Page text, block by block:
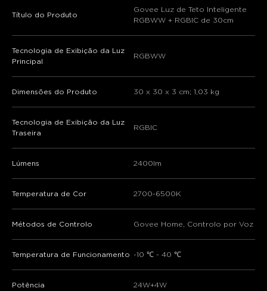
Título do Produto
Govee Luz de Teto Inteligente
RGBWW + RGBIC de 30cm
Tecnologia de Exibição da Luz
Principal
RGBWW
Dimensões do Produto 30 x 30 x 3 cm; 1,03 kg
Tecnologia de Exibição da Luz
Traseira
RGBIC
Lúmens 2400lm
Temperatura de Cor 2700-6500K
Métodos de Controlo Govee Home, Controlo por Voz
Temperatura de Funcionamento -10 ℃ - 40 ℃
Potência 24W+4W